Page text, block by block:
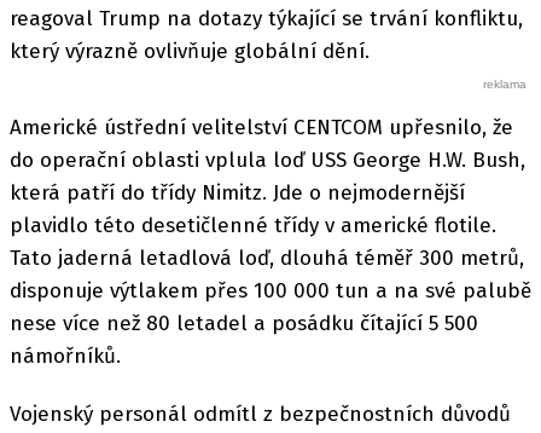
reagoval Trump na dotazy týkající se trvání konfliktu,
který výrazně ovlivňuje globální dění.
Americké ústřední velitelství CENTCOM upřesnilo, že
do operační oblasti vplula loď USS George H.W. Bush,
která patří do třídy Nimitz. Jde o nejmodernější
plavidlo této desetičlenné třídy v americké flotile.
Tato jaderná letadlová loď, dlouhá téměř 300 metrů,
disponuje výtlakem přes 100 000 tun a na své palubě
nese více než 80 letadel a posádku čítající 5 500
námořníků.
Vojenský personál odmítl z bezpečnostních důvodů